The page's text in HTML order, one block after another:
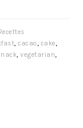
,cacao, cake,
,vegetarian,